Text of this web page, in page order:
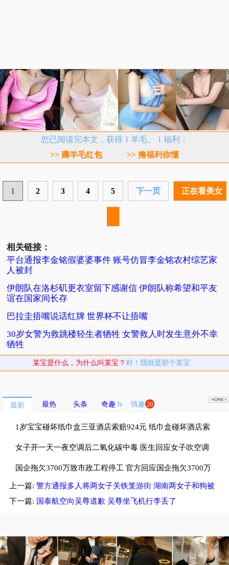
您已阅读完本文，获得 1 羊毛、 1 福利：
>> 薅羊毛红包
>> 撸福利你懂
1 2 3 4 5 下一页 正在看美女
相关链接：
平台通报李金铭假婆婆事件 账号仿冒李金铭农村综艺家
人被封
伊朗队在洛杉矶更衣室留下感谢信 伊朗队称希望和平友
谊在国家间长存
巴拉圭捂嘴说话红牌 世界杯不让捂嘴
30岁女警为救跳楼轻生者牺牲 女警救人时发生意外不幸
牺牲
某宝是什么，为什么叫某宝？ 对！我就是那个某宝
最新 最热 头条 奇趣 情趣 20
1岁宝宝碰坏纸巾盒三亚酒店索赔924元 纸巾盒碰坏酒店索
赔924
女子开一天一夜空调后二氧化碳中毒 医生回应女子吹空调
中毒
国企拖欠3700万致市政工程停工 官方回应国企拖欠3700万
工程款
上一篇: 警方通报多人将两女子关铁笼游街 湖南两女子和狗被
关笼中游街
下一篇: 国泰航空向吴尊道歉 吴尊坐飞机行李丢了